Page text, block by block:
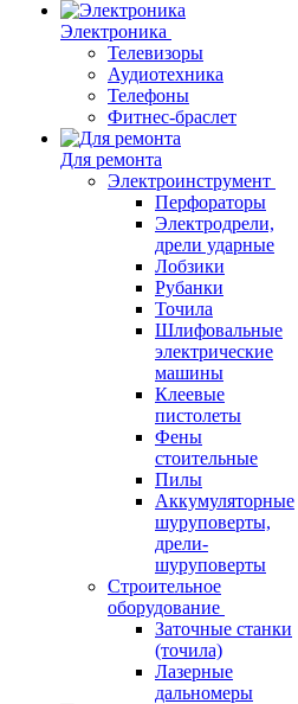
Электроника
Телевизоры
Аудиотехника
Телефоны
Фитнес-браслет
Для ремонта
Электроинструмент
Перфораторы
Электродрели,
дрели ударные
Лобзики
Рубанки
Точила
Шлифовальные
электрические
машины
Клеевые
пистолеты
Фены
стоительные
Пилы
Аккумуляторные
шуруповерты,
дрели-
шуруповерты
Строительное
оборудование
Заточные станки
(точила)
Лазерные
дальномеры